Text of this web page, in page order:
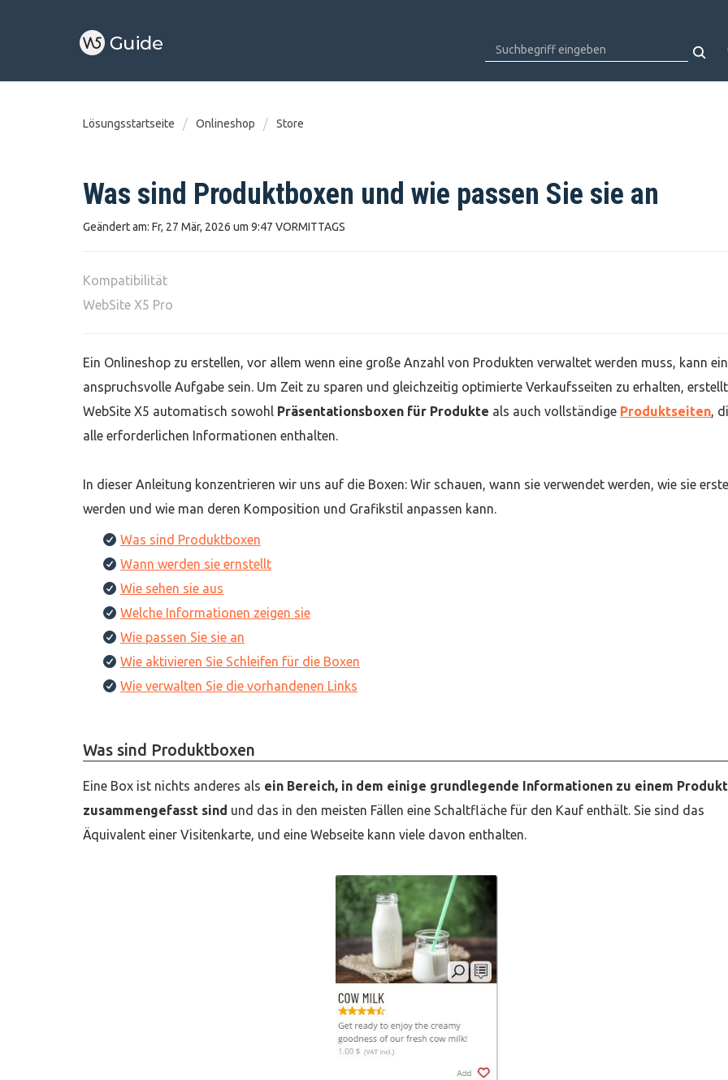
Lösungsstartseite Onlineshop Store
Was sind Produktboxen und wie passen Sie sie an
Geändert am: Fr, 27 Mär, 2026 um 9:47 VORMITTAGS
Kompatibilität
WebSite X5 Pro
Ein Onlineshop zu erstellen, vor allem wenn eine große Anzahl von Produkten verwaltet werden muss, kann
anspruchsvolle Aufgabe sein. Um Zeit zu sparen und gleichzeitig optimierte Verkaufsseiten zu erhalten, erstellt
WebSite X5 automatisch sowohl Präsentationsboxen für Produkte als auch vollständige Produktseiten,
alle erforderlichen Informationen enthalten.
In dieser Anleitung konzentrieren wir uns auf die Boxen: Wir schauen, wann sie verwendet werden, wie sie
werden und wie man deren Komposition und Grafikstil anpassen kann.
Was sind Produktboxen
Wann werden sie ernstellt
Wie sehen sie aus
Welche Informationen zeigen sie
Wie passen Sie sie an
Wie aktivieren Sie Schleifen für die Boxen
Wie verwalten Sie die vorhandenen Links
Was sind Produktboxen
Eine Box ist nichts anderes als ein Bereich, in dem einige grundlegende Informationen zu einem Produkt
zusammengefasst sind und das in den meisten Fällen eine Schaltfläche für den Kauf enthält. Sie sind das
Äquivalent einer Visitenkarte, und eine Webseite kann viele davon enthalten.